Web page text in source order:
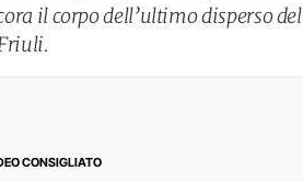
il corpo dell’ultimo disperso del
CONSIGLIATO